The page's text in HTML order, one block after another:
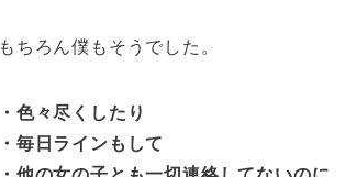
もちろん僕もそうでした。
・色々尽くしたり
・毎日ラインもして